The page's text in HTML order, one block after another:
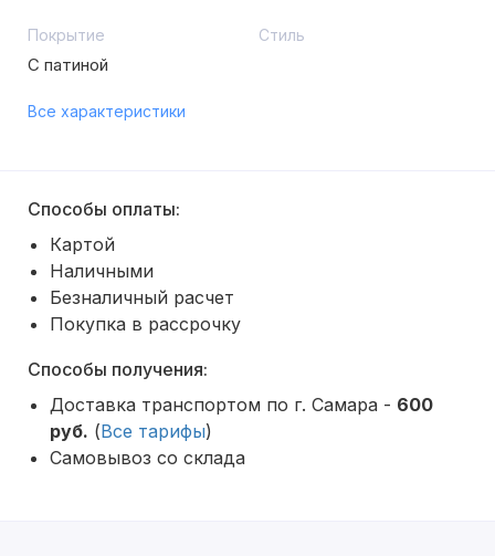
Покрытие
С патиной
Стиль
Все характеристики
Способы оплаты:
Картой
Наличными
Безналичный расчет
Покупка в рассрочку
Способы получения:
Доставка транспортом по г. Самара - 600
руб. (Все тарифы)
Самовывоз со склада